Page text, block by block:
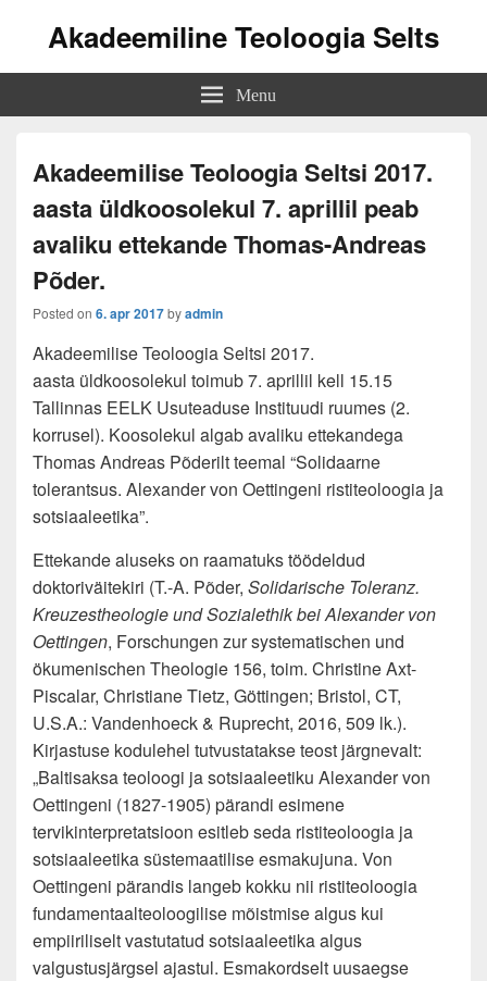
Akadeemiline Teoloogia Selts
Menu
Akadeemilise Teoloogia Seltsi 2017.
aasta üldkoosolekul 7. aprillil peab
avaliku ettekande Thomas-Andreas
Põder.
Posted on 6. apr 2017byadmin
Akadeemilise Teoloogia Seltsi 2017.
aasta üldkoosolekul toimub 7. aprillil kell 15.15
Tallinnas EELK Usuteaduse Instituudi ruumes (2.
korrusel). Koosolekul algab avaliku ettekandega
Thomas Andreas Põderilt teemal “Solidaarne
tolerantsus. Alexander von Oettingeni ristiteoloogia ja
sotsiaaleetika”.
Ettekande aluseks on raamatuks töödeldud
doktoriväitekiri (T.-A. Põder, Solidarische Toleranz.
Kreuzestheologie und Sozialethik bei Alexander von
Oettingen, Forschungen zur systematischen und
ökumenischen Theologie 156, toim. Christine Axt-
Piscalar, Christiane Tietz, Göttingen; Bristol, CT,
U.S.A.: Vandenhoeck & Ruprecht, 2016, 509 lk.).
Kirjastuse kodulehel tutvustatakse teost järgnevalt:
„Baltisaksa teoloogi ja sotsiaaleetiku Alexander von
Oettingeni (1827-1905) pärandi esimene
tervikinterpretatsioon esitleb seda ristiteoloogia ja
sotsiaaleetika süstemaatilise esmakujuna. Von
Oettingeni pärandis langeb kokku nii ristiteoloogia
fundamentaalteoloogilise mõistmise algus kui
empiiriliselt vastutatud sotsiaaleetika algus
valgustusjärgsel ajastul. Esmakordselt uusaegse